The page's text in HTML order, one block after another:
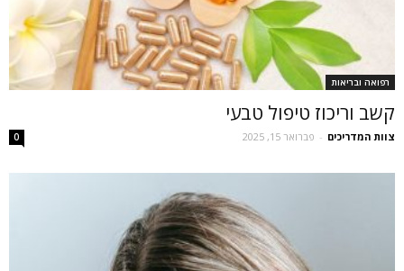
רפואה ובריאות
קשב וריכוז טיפול טבעי
צוות המדריכים - פברואר 15, 2025 0